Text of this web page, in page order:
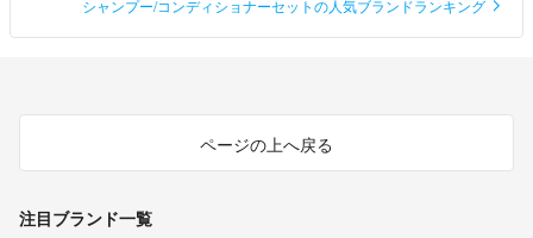
シャンプー/コンディショナーセットの人気ブランドランキング
ページの上へ戻る
注目ブランド一覧